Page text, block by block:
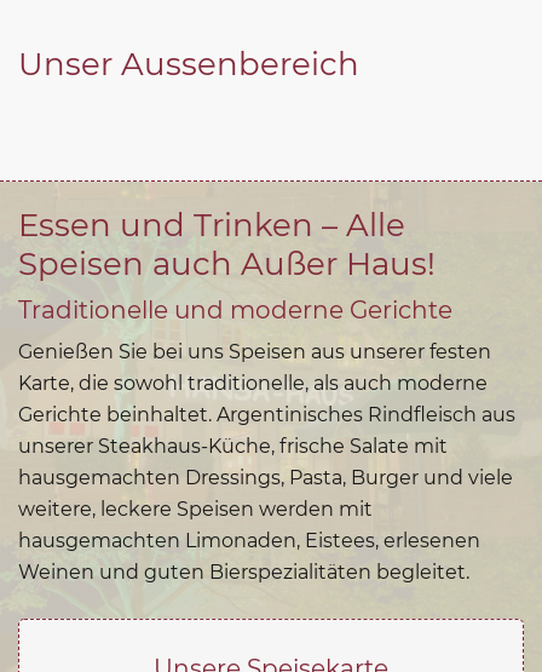
Unser Aussenbereich
Essen und Trinken – Alle
Speisen auch Außer Haus!
Traditionelle und moderne Gerichte
Genießen Sie bei uns Speisen aus unserer festen
Karte, die sowohl traditionelle, als auch moderne
Gerichte beinhaltet. Argentinisches Rindfleisch aus
unserer Steakhaus-Küche, frische Salate mit
hausgemachten Dressings, Pasta, Burger und viele
weitere, leckere Speisen werden mit
hausgemachten Limonaden, Eistees, erlesenen
Weinen und guten Bierspezialitäten begleitet.